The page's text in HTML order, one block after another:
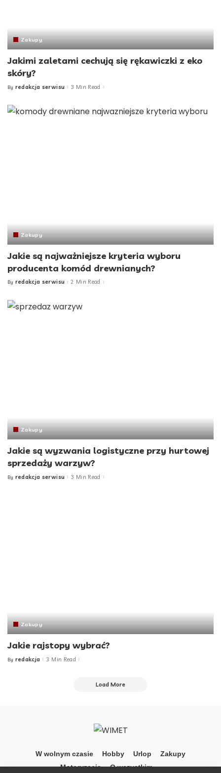
Zakupy
Jakimi zaletami cechują się rękawiczki z eko
skóry?
Posted
By redakcja serwisu 3 Min Read
Zakupy
Jakie są najważniejsze kryteria wyboru
producenta komód drewnianych?
Posted
By redakcja serwisu 2 Min Read
Zakupy
Jakie są wyzwania logistyczne przy hurtowej
sprzedaży warzyw?
Posted
By redakcja serwisu 3 Min Read
Zakupy
Jakie rajstopy wybrać?
Posted
By redakcja 3 Min Read
Load More
W wolnym czasie Hobby Urlop
Zakupy
Motoryzacja
O wszystkim …